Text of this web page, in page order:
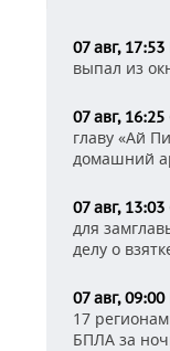
07 авг, 17:53
выпал из
07 авг, 16:25
главу «Ай
домашний
07 авг, 13:03
для
делу о
07 авг, 09:00
17
БПЛА за